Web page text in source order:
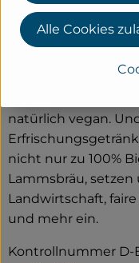
den Bio-Zucker
Getränk dann zu
natürlich vegan.
nicht nur zu 100%
Lammsbräu,
Landwirtschaft,
und mehr ein.
Kontrollnummer D-
Alle Cookies